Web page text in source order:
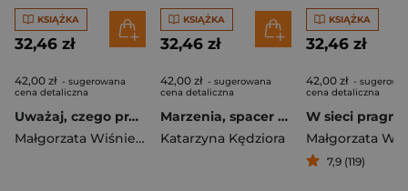
KSIĄŻKA
32,46 zł
42,00 zł - sugerowana
cena detaliczna
Uważaj, czego pragniesz. Angelo
Małgorzata Wiśniewska
KSIĄŻKA
32,46 zł
42,00 zł - sugerowana
cena detaliczna
Marzenia, spacer po tęczy
Katarzyna Kędziora
KSIĄŻKA
32,46 zł
42,00 zł -
cena detaliczna
7,9 (119)